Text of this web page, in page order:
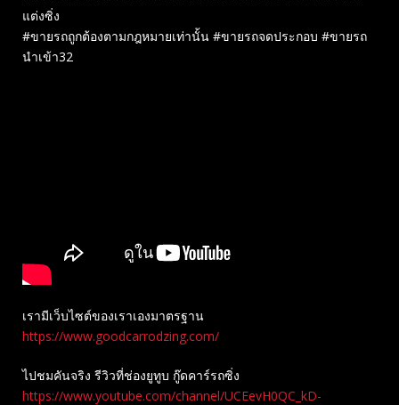
แต่งซิ่ง
#ขายรถถูกต้องตามกฎหมายเท่านั้น #ขายรถจดประกอบ #ขายรถ
นำเข้า32
เรามีเว็บไซต์ของเราเองมาตรฐาน
https://www.goodcarrodzing.com/
ไปชมคันจริง รีวิวที่ช่องยู​ทูบ​ กู๊ดคาร์รถซิ่ง
https://www.youtube.com/channel/UCEevH0QC_kD-